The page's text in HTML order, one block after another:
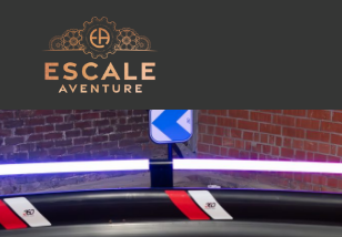
Escale Aventure